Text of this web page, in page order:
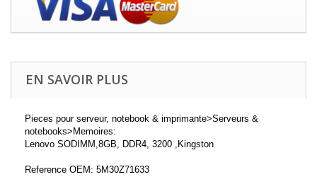
EN SAVOIR PLUS
Pieces pour serveur, notebook & imprimante>Serveurs &
notebooks>Memoires:
Lenovo SODIMM,8GB, DDR4, 3200 ,Kingston
Reference OEM: 5M30Z71633